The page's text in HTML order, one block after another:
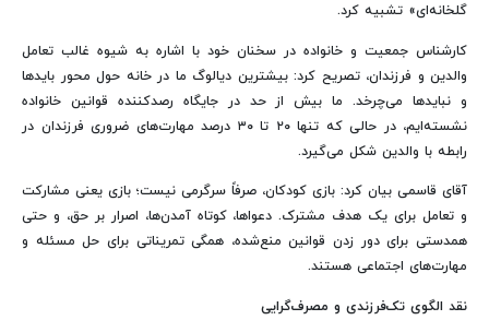
گلخانه‌ای» تشبیه کرد.
کارشناس جمعیت و خانواده در سخنان خود با اشاره به شیوه غالب تعامل
والدین و فرزندان، تصریح کرد: بیشترین دیالوگ ما در خانه حول محور بایدها
و نبایدها می‌چرخد. ما بیش از حد در جایگاه رصدکننده قوانین خانواده
نشسته‌ایم، در حالی که تنها ۲۰ تا ۳۰ درصد مهارت‌های ضروری فرزندان در
رابطه با والدین شکل می‌گیرد.
آقای قاسمی بیان کرد: بازی کودکان، صرفاً سرگرمی نیست؛ بازی یعنی مشارکت
و تعامل برای یک هدف مشترک. دعواها، کوتاه آمدن‌ها، اصرار بر حق، و حتی
همدستی برای دور زدن قوانین منع‌شده، همگی تمریناتی برای حل مسئله و
مهارت‌های اجتماعی هستند.
نقد الگوی تک‌فرزندی و مصرف‌گرایی